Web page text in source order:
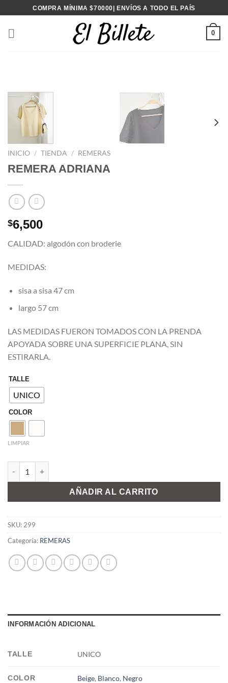
al
contenido
COMPRA MÍNIMA $70000| ENVÍOS A TODO EL PAÍS
0
INICIO / TIENDA / REMERAS
REMERA ADRIANA
$6,500
CALIDAD: algodón con broderie
MEDIDAS:
sisa a sisa 47 cm
largo 57 cm
LAS MEDIDAS FUERON TOMADOS CON LA PRENDA
APOYADA SOBRE UNA SUPERFICIE PLANA, SIN
ESTIRARLA.
TALLE
UNICO
COLOR
LIMPIAR
AÑADIR AL CARRITO
SKU: 299
Categoría: REMERAS
INFORMACIÓN ADICIONAL
TALLE UNICO
COLOR Beige, Blanco, Negro